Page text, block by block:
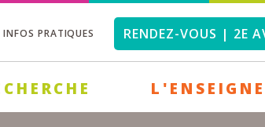
INFOS PRATIQUES RENDEZ-VOUS | 2E